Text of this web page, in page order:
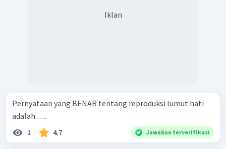
Iklan
Pernyataan yang BENAR tentang reproduksi lumut hati
adalah ….
1 4.7 Jawaban terverifikasi